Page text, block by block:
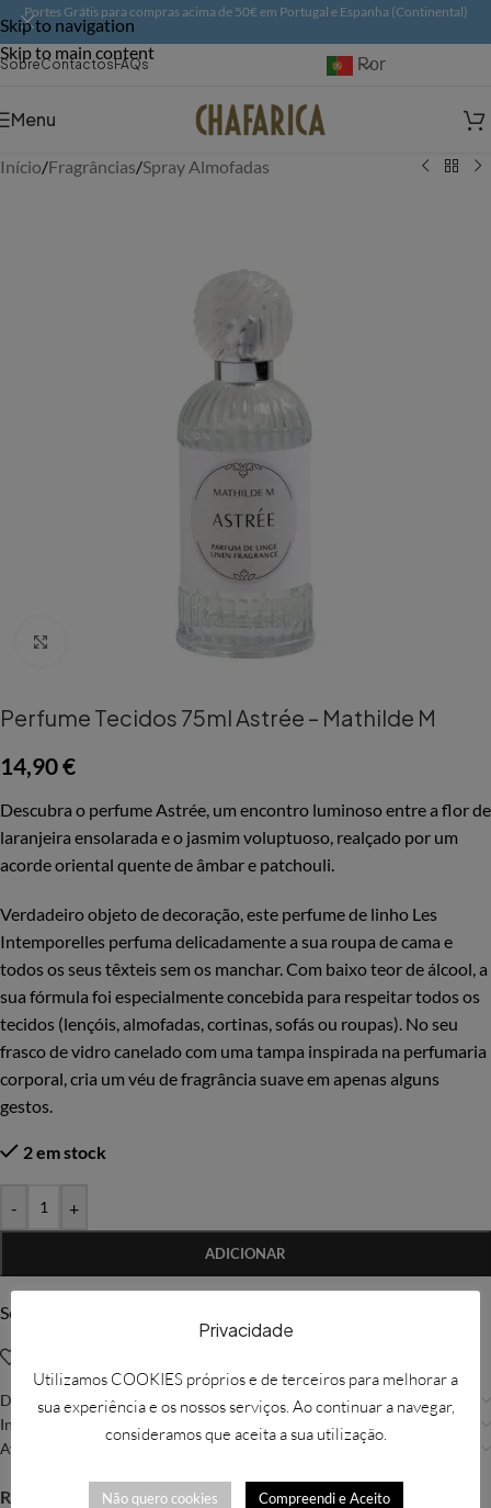
Skip to navigation
Skip to main content
Portes Grátis para compras acima de 50€ em Portugal e Espanha (Continental)
SobreContactosFAQs Português
Menu
Início/Fragrâncias/Spray Almofadas
Aumentar Imagem
Perfume Tecidos 75ml Astrée – Mathilde M
14,90€
Descubra o perfume Astrée, um encontro luminoso entre a flor de
laranjeira ensolarada e o jasmim voluptuoso, realçado por um
acorde oriental quente de âmbar e patchouli.
Verdadeiro objeto de decoração, este perfume de linho Les
Intemporelles perfuma delicadamente a sua roupa de cama e
todos os seus têxteis sem os manchar. Com baixo teor de álcool, a
sua fórmula foi especialmente concebida para respeitar todos os
tecidos (lençóis, almofadas, cortinas, sofás ou roupas). No seu
frasco de vidro canelado com uma tampa inspirada na perfumaria
corporal, cria um véu de fragrância suave em apenas alguns
gestos.
2 em stock
- +
ADICIONAR
Solicitar mais informações
Descrição
Informação adicional
Avaliações (0)
REF:
MAT021
Privacidade
Utilizamos COOKIES próprios e de terceiros para melhorar a
sua experiência e os nossos serviços. Ao continuar a navegar,
consideramos que aceita a sua utilização.
Não quero cookies Compreendi e Aceito